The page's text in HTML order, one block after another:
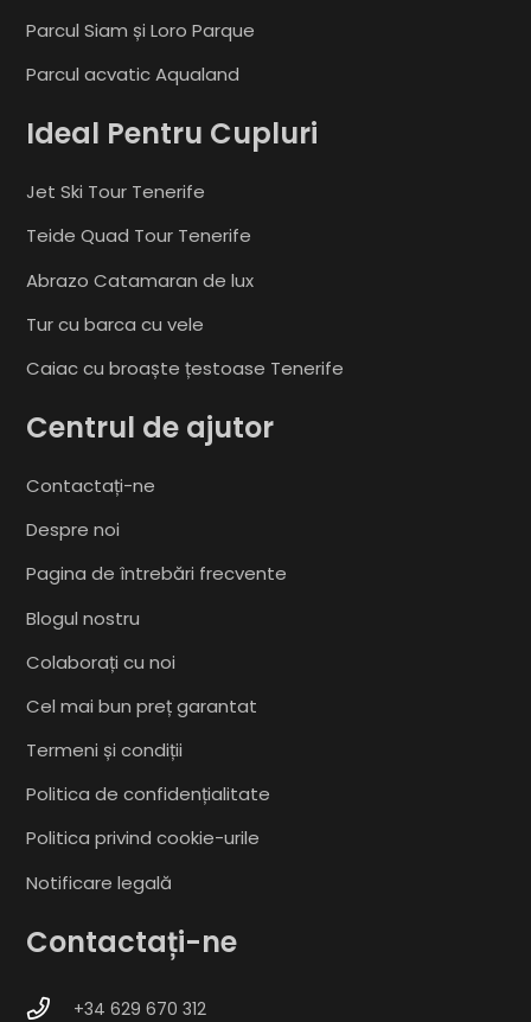
Parcul Siam și Loro Parque
Parcul acvatic Aqualand
Ideal Pentru Cupluri
Jet Ski Tour Tenerife
Teide Quad Tour Tenerife
Abrazo Catamaran de lux
Tur cu barca cu vele
Caiac cu broaște țestoase Tenerife
Centrul de ajutor
Contactați-ne
Despre noi
Pagina de întrebări frecvente
Blogul nostru
Colaborați cu noi
Cel mai bun preț garantat
Termeni și condiții
Politica de confidențialitate
Politica privind cookie-urile
Notificare legală
Contactați-ne
+34 629 670 312